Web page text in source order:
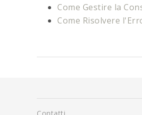
Come Gestire la
Come Risolvere